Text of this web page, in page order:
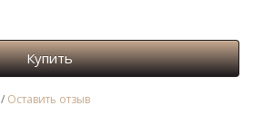
Купить
/ Оставить отзыв